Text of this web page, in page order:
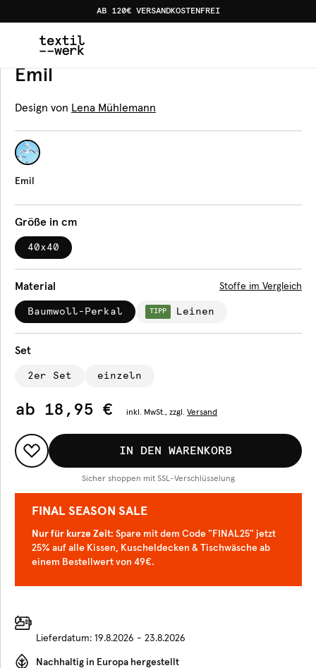
AB 120€ VERSANDKOSTENFREI
Produkte Servietten Emil
Servietten
Emil
Design von Lena Mühlemann
Emil
Größe in cm
40x40
Material Stoffe im Vergleich
Baumwoll-Perkal TIPP Leinen
Set
2er Set einzeln
ab 18,95 € inkl. MwSt., zzgl. Versand
IN DEN WARENKORB
Sicher shoppen mit SSL-Verschlüsselung
FINAL SEASON SALE
Nur für kurze Zeit: Spare mit dem Code "FINAL25" jetzt
25% auf alle Kissen, Kuscheldecken & Tischwäsche ab
einem Bestellwert von 49€.
Lieferdatum: 19.8.2026 - 23.8.2026
Nachhaltig in Europa hergestellt